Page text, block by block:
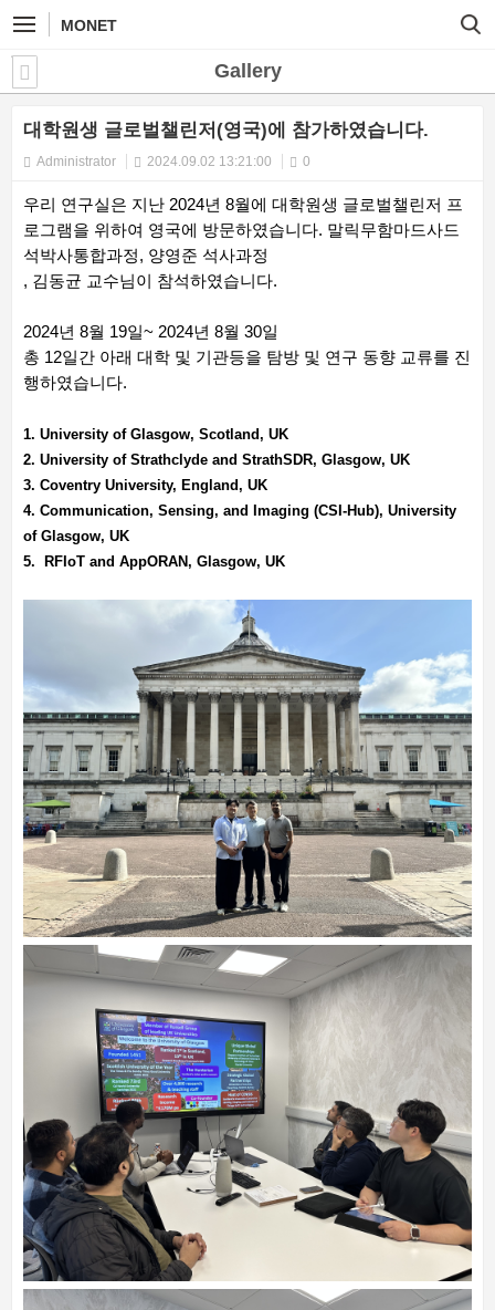
MONET
Gallery
대학원생 글로벌챌린저(영국)에 참가하였습니다.
Administrator 2024.09.02 13:21:00 0
우리 연구실은 지난 2024년 8월에 대학원생 글로벌챌린저 프
로그램을 위하여 영국에 방문하였습니다. 말릭무함마드사드
석박사통합과정, 양영준 석사과정
, 김동균 교수님이 참석하였습니다.
2024년 8월 19일~ 2024년 8월 30일
총 12일간 아래 대학 및 기관등을 탐방 및 연구 동향 교류를 진
행하였습니다.
1. University of Glasgow, Scotland, UK
2. University of Strathclyde and StrathSDR, Glasgow, UK
3. Coventry University, England, UK
4. Communication, Sensing, and Imaging (CSI-Hub), University
of Glasgow, UK
5. RFIoT and AppORAN, Glasgow, UK